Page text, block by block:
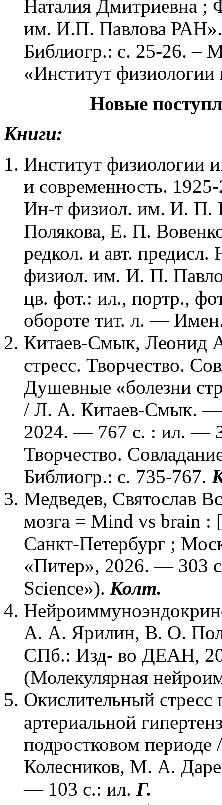
Наталия Дмитриевна ;
им. И.П. Павлова
Библиогр.: с. 25-26. –
«Институт
Новые
Книги:
Институт физиологии
и современность.
Ин-т физиол. им. И. П.
Полякова, Е. П.
редкол. и авт.
физиол. им. И. П.
цв. фот.: ил., портр.,
обороте тит. л. —
Китаев-Смык, Леонид
стресс. Творчество.
Душевные «болезни
/ Л. А. Китаев-Смык.
2024. — 767 с. : ил. —
Творчество.
Библиогр.: с. 735-767.
Медведев, Святослав
мозга = Mind vs brain :
Санкт-Петербург ;
«Питер», 2026. — 303
Science»). Колт.
А. А. Ярилин, В. О.
СПб.: Изд- во ДЕАН,
(Молекулярная
Окислительный
артериальной
подростковом
Колесников, М. А.
— 103 с.: ил. Г.